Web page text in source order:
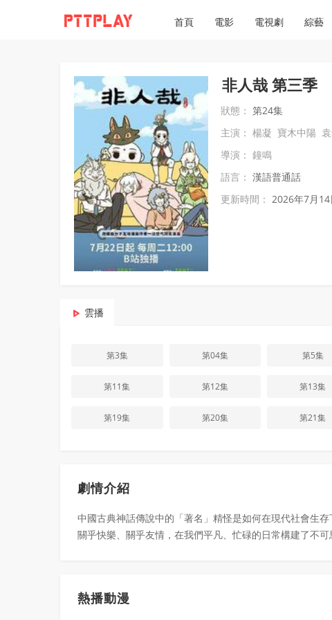
首頁 電影 電視劇 綜藝
非人哉 第三季
狀態： 第24集
主演： 楊凝 寶木中陽
導演： 鐘鳴
語言： 漢語普通話
更新時間： 2026年7月14
雲播
第3集 第04集 第5集
第11集 第12集 第13集
第19集 第20集 第21集
劇情介紹
中國古典神話傳說中的「著名」精怪是如何在現代社會生
關乎快樂、關乎友情，在我們平凡、忙碌的日常構建了不可
熱播動漫